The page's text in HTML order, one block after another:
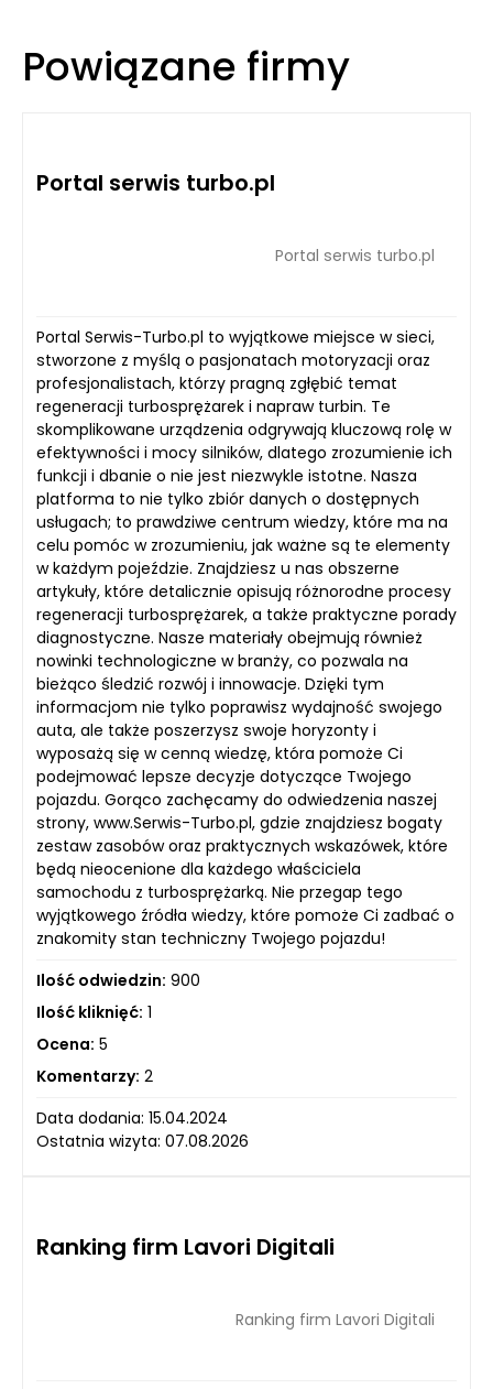
Powiązane firmy
Portal serwis turbo.pl
Portal serwis turbo.pl
Portal Serwis-Turbo.pl to wyjątkowe miejsce w sieci,
stworzone z myślą o pasjonatach motoryzacji oraz
profesjonalistach, którzy pragną zgłębić temat
regeneracji turbosprężarek i napraw turbin. Te
skomplikowane urządzenia odgrywają kluczową rolę w
efektywności i mocy silników, dlatego zrozumienie ich
funkcji i dbanie o nie jest niezwykle istotne. Nasza
platforma to nie tylko zbiór danych o dostępnych
usługach; to prawdziwe centrum wiedzy, które ma na
celu pomóc w zrozumieniu, jak ważne są te elementy
w każdym pojeździe. Znajdziesz u nas obszerne
artykuły, które detalicznie opisują różnorodne procesy
regeneracji turbosprężarek, a także praktyczne porady
diagnostyczne. Nasze materiały obejmują również
nowinki technologiczne w branży, co pozwala na
bieżąco śledzić rozwój i innowacje. Dzięki tym
informacjom nie tylko poprawisz wydajność swojego
auta, ale także poszerzysz swoje horyzonty i
wyposażą się w cenną wiedzę, która pomoże Ci
podejmować lepsze decyzje dotyczące Twojego
pojazdu. Gorąco zachęcamy do odwiedzenia naszej
strony, www.Serwis-Turbo.pl, gdzie znajdziesz bogaty
zestaw zasobów oraz praktycznych wskazówek, które
będą nieocenione dla każdego właściciela
samochodu z turbosprężarką. Nie przegap tego
wyjątkowego źródła wiedzy, które pomoże Ci zadbać o
znakomity stan techniczny Twojego pojazdu!
Ilość odwiedzin: 900
Ilość kliknięć: 1
Ocena: 5
Komentarzy: 2
Data dodania: 15.04.2024
Ostatnia wizyta: 07.08.2026
Ranking firm Lavori Digitali
Ranking firm Lavori Digitali